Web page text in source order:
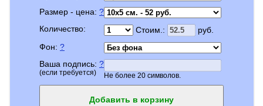
Размер - цена: ?
Количество:
Стоим.:
руб.
Фон: ?
Ваша подпись: ?
(если требуется) Не более 20 символов.
Добавить в корзину